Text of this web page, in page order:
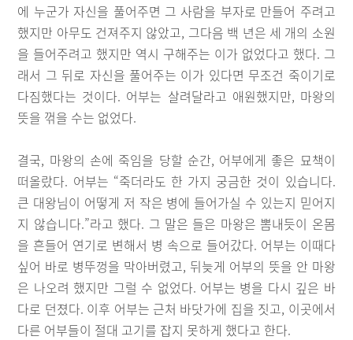
에 누군가 자신을 풀어주면 그 사람을 부자로 만들어 주려고
했지만 아무도 건져주지 않았고, 그다음 백 년은 세 개의 소원
을 들어주려고 했지만 역시 구해주는 이가 없었다고 했다. 그
래서 그 뒤로 자신을 풀어주는 이가 있다면 무조건 죽이기로
다짐했다는 것이다. 어부는 살려달라고 애원했지만, 마왕의
뜻을 꺾을 수는 없었다.
결국, 마왕의 손에 죽임을 당할 순간, 어부에게 좋은 묘책이
떠올랐다. 어부는 “죽더라도 한 가지 궁금한 것이 있습니다.
큰 대왕님이 어떻게 저 작은 병에 들어가실 수 있는지 믿어지
지 않습니다.”라고 했다. 그 말은 들은 마왕은 뽐내듯이 온몸
을 흔들어 연기로 변해서 병 속으로 들어갔다. 어부는 이때다
싶어 바로 병뚜껑을 막아버렸고, 뒤늦게 어부의 뜻을 안 마왕
은 나오려 했지만 그럴 수 없었다. 어부는 병을 다시 깊은 바
다로 던졌다. 이후 어부는 근처 바닷가에 집을 짓고, 이곳에서
다른 어부들이 절대 고기를 잡지 못하게 했다고 한다.